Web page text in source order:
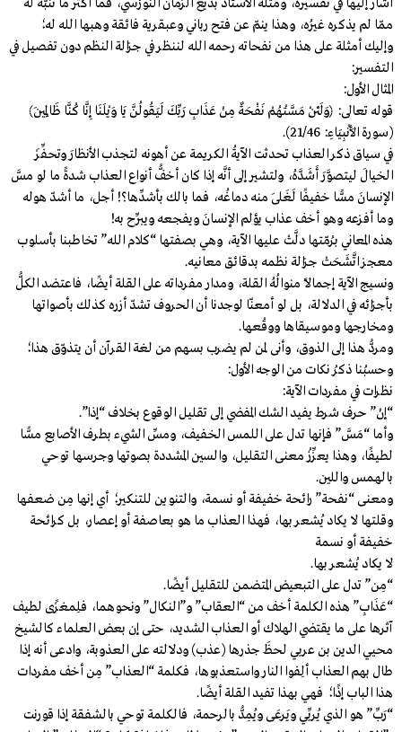
أشار إليها في تفسيره، ومثله الأستاذ بديع الزمان النُّورْسي، فما أكثر ما تَنَبَّه له
ممّا لم يذكره غيرُه، وهذا ينمّ عن فتح رباني وعبقرية فائقة وهبها الله له؛
وإليك أمثلة على هذا من نفحاته رحمه الله لننظر في جزالة النظم دون تفصيل في
التفسير:
المثال الأول:
قوله تعالى: ﴿وَلَئِنْ مَسَّتْهُمْ نَفْحَةٌ مِنْ عَذَابِ رَبِّكَ لَيَقُولُنَّ يَا وَيْلَنَا إِنَّا كُنَّا ظَالِمِينَ﴾
(سورة الأَنْبِيَاءِ: 21/46).
في سياق ذكر العذاب تحدثت الآيةُ الكريمة عن أهونه لتجذب الأنظارَ وتحفِّزَ
الخيالَ ليتصوَّرَ أَشَدَّهُ، ولتشير إلى أنَّه إذا كان أخفُّ أنواع العذاب شدةً ما لو مسَّ
الإنسانَ مسًّا خفيفًا لَغَلَى منه دماغُه، فما بالك بأشدِّها؟! أجل، ما أشدّ هوله
وما أفزعه وهو أخف عذاب يؤلم الإنسانَ ويفجعه ويبرِّح به!
هذه المعاني برُمّتها دلَّتْ عليها الآية، وهي بصفتها “كلام الله” تخاطبنا بأسلوب
معجز اتَّشَحَتْ جزالة نظمه بدقائق معانيه.
ونسيج الآية إجمالًا منوالُهُ القلة، ومدار مفرداته على القلة أيضًا، فاعتضد الكلُّ
بأجزائه في الدلالة، بل لو أمعنّا لوجدنا أن الحروف تشدّ أزره كذلك بأصواتها
ومخارجها وموسيقاها ووقْعها.
ومردُّ هذا إلى الذوق، وأنى لمن لم يضرب بسهم من لغة القرآن أن يتذوّق هذا؛
وحسبُنا ذكرُ نكات من الوجه الأول:
نظرات في مفردات الآية:
“إنْ” حرف شرط يفيد الشك المفضي إلى تقليل الوقوع بخلاف “إذا”.
وأما “مَسَّ” فإنها تدل على اللمس الخفيف، ومسِّ الشيء بطرف الأصابع مسًّا
لطيفًا، وهذا يعزِّزُ معنى التقليل، والسين المشددة بصوتها وجرسها توحي
بالهمس واللين.
ومعنى “نفحة” رائحة خفيفة أو نسمة، والتنوين للتنكير؛ أي إنها مِن ضعفها
وقلتها لا يكاد يُشعر بها، فهذا العذاب ما هو بعاصفة أو إعصار، بل كرائحة
خفيفة أو نسمة
لا يكاد يُشعر بها.
“مِن” تدل على التبعيض المتضمن للتقليل أيضًا.
“عَذَابِ” هذه الكلمة أخف من “العقاب” و”النكال” ونحوهما، فلِمغزًى لطيف
آثرها على ما يقتضي الهلاك أو العذاب الشديد، حتى إن بعض العلماء كالشيخ
محيي الدين بن عربي لحظَ جذرها (عذب) ودلالته على العذوبة، وادعى أنه إذا
طال بهم العذاب ألِفوا النار واستعذبوها، فكلمة “العذاب” مِن أخف مفردات
هذا الباب إذًا؛ فهي بهذا تفيد القلة أيضًا.
“رَبِّ” هو الذي يُربِّي ويَرعَى ويُمِدُّ بالرحمة، فالكلمة توحي بالشفقة إذا قورنت